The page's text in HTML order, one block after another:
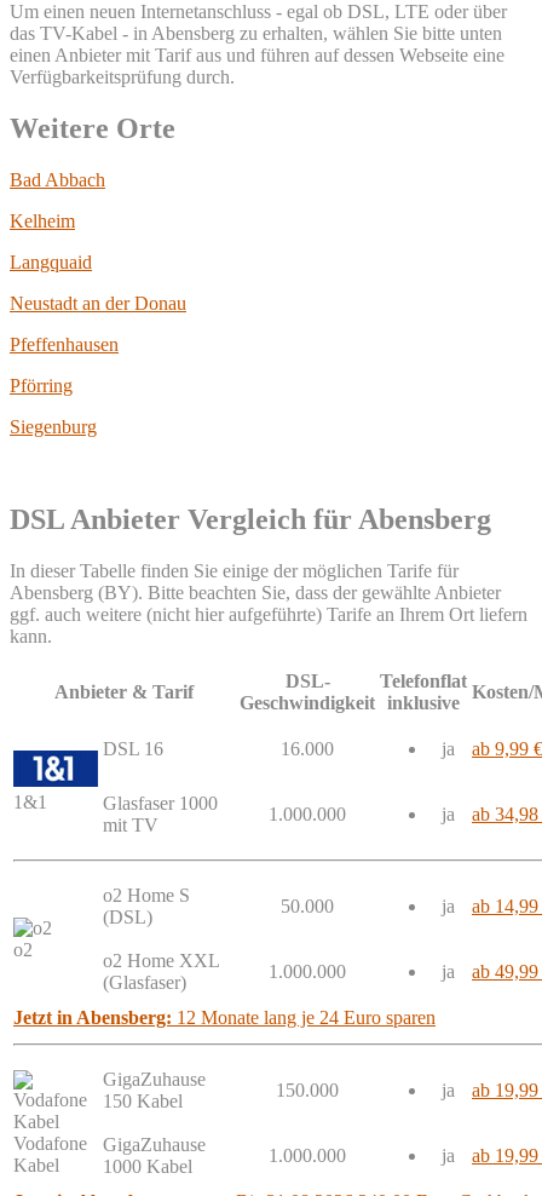
Um einen neuen Internetanschluss - egal ob DSL, LTE oder über
das TV-Kabel - in Abensberg zu erhalten, wählen Sie bitte unten
einen Anbieter mit Tarif aus und führen auf dessen Webseite eine
Verfügbarkeitsprüfung durch.
Weitere Orte
Bad Abbach
Kelheim
Langquaid
Neustadt an der Donau
Pfeffenhausen
Pförring
Siegenburg
DSL Anbieter Vergleich für Abensberg
In dieser Tabelle finden Sie einige der möglichen Tarife für
Abensberg (BY). Bitte beachten Sie, dass der gewählte Anbieter
ggf. auch weitere (nicht hier aufgeführte) Tarife an Ihrem Ort liefern
kann.
Anbieter & Tarif
DSL-
Geschwindigkeit
Telefonflat
inklusive
Kosten/
1&1
DSL 16 16.000 ja ab 9,99 €
Glasfaser 1000
mit TV
1.000.000 ja ab 34,98
o2
o2 Home S
(DSL)
50.000 ja ab 14,99
o2 Home XXL
(Glasfaser)
1.000.000 ja ab 49,99
Jetzt in Abensberg: 12 Monate lang je 24 Euro sparen
Vodafone
Kabel
GigaZuhause
150 Kabel
150.000 ja ab 19,99
GigaZuhause
1000 Kabel
1.000.000 ja ab 19,99